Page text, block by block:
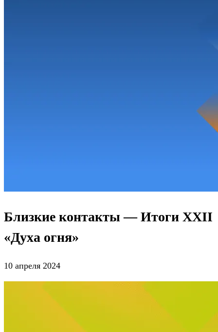
Близкие контакты — Итоги XXII
«Духа огня»
10 апреля 2024